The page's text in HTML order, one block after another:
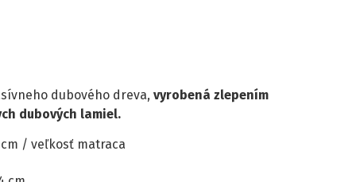
dubového dreva,vyrobená zlepením
dubových lamiel.
/ veľkosť matraca